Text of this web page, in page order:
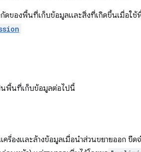
กัดของพื้นที่เก็บข้อมูลและสิ่งที่เกิดขึ้นเมื่อใ
พื้นที่เก็บข้อมูลต่อไปนี้
ครื่องและล้างข้อมูลเมื่อนำส่วนขยายออก